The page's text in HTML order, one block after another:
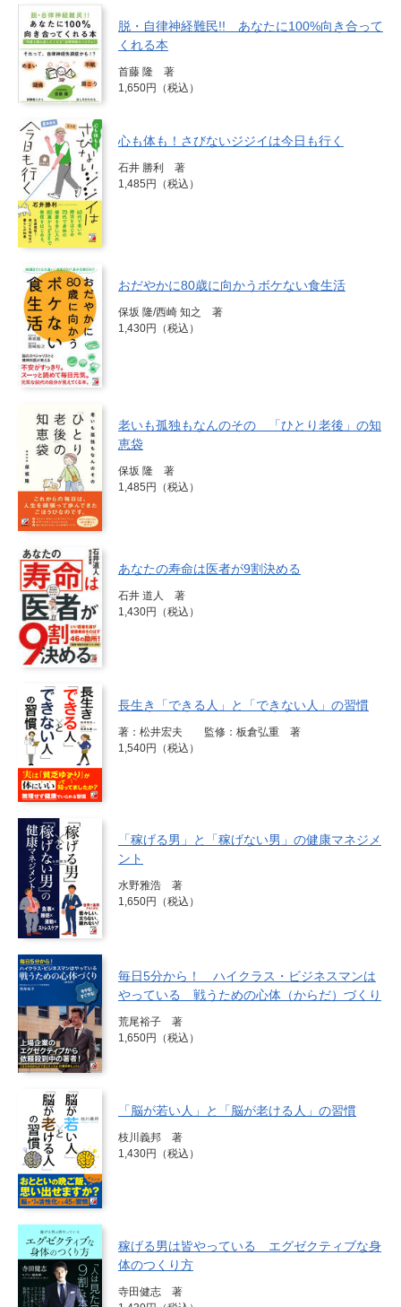
脱・自律神経難民!! あなたに100%向き合って
くれる本
首藤 隆 著
1,650円（税込）
心も体も！さびないジジイは今日も行く
石井 勝利 著
1,485円（税込）
おだやかに80歳に向かうボケない食生活
保坂 隆/西崎 知之 著
1,430円（税込）
老いも孤独もなんのその 「ひとり老後」の知
恵袋
保坂 隆 著
1,485円（税込）
あなたの寿命は医者が9割決める
石井 道人 著
1,430円（税込）
長生き「できる人」と「できない人」の習慣
著：松井宏夫 監修：板倉弘重 著
1,540円（税込）
「稼げる男」と「稼げない男」の健康マネジメ
ント
水野雅浩 著
1,650円（税込）
毎日5分から！ ハイクラス・ビジネスマンは
やっている 戦うための心体（からだ）づくり
荒尾裕子 著
1,650円（税込）
「脳が若い人」と「脳が老ける人」の習慣
枝川義邦 著
1,430円（税込）
稼げる男は皆やっている エグゼクティブな身
体のつくり方
寺田健志 著